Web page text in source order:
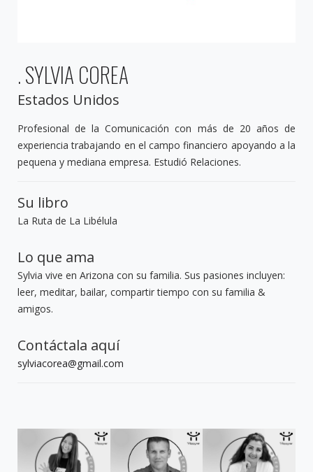
. SYLVIA COREA
Estados Unidos
Profesional de la Comunicación con más de 20 años de
experiencia trabajando en el campo financiero apoyando a la
pequena y mediana empresa. Estudió Relaciones.
Su libro
La Ruta de La Libélula
Lo que ama
Sylvia vive en Arizona con su familia. Sus pasiones incluyen:
leer, meditar, bailar, compartir tiempo con su familia &
amigos.
Contáctala aquí
sylviacorea@gmail.com